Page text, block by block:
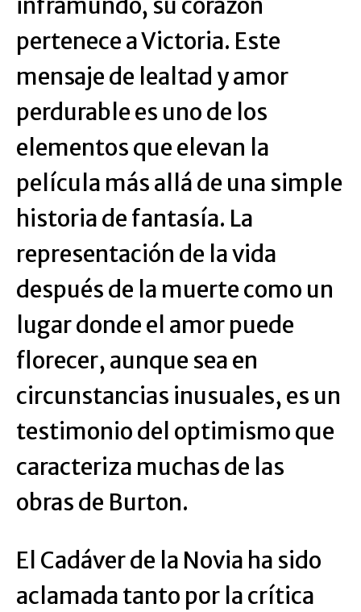
pertenece a Victoria. Este
mensaje de lealtad y amor
perdurable es uno de los
elementos que elevan la
película más allá de una simple
historia de fantasía. La
representación de la vida
después de la muerte como un
lugar donde el amor puede
florecer, aunque sea en
circunstancias inusuales, es un
testimonio del optimismo que
caracteriza muchas de las
obras de Burton.
El Cadáver de la Novia ha sido
aclamada tanto por la crítica